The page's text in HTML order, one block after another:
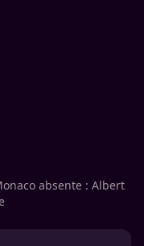
absente : Albert